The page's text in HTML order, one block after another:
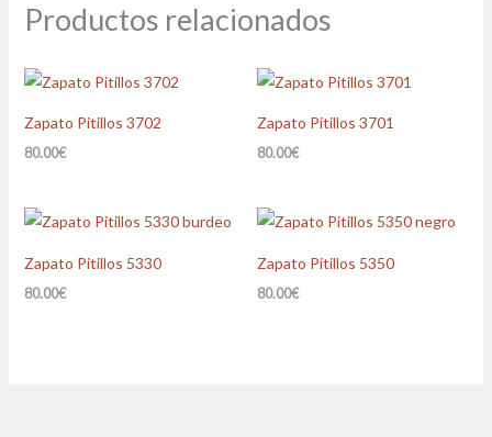
Productos relacionados
Zapato Pitillos 3702
80.00€
Zapato Pitillos 3701
80.00€
Zapato Pitillos 5330
80.00€
Zapato Pitillos 5350
80.00€